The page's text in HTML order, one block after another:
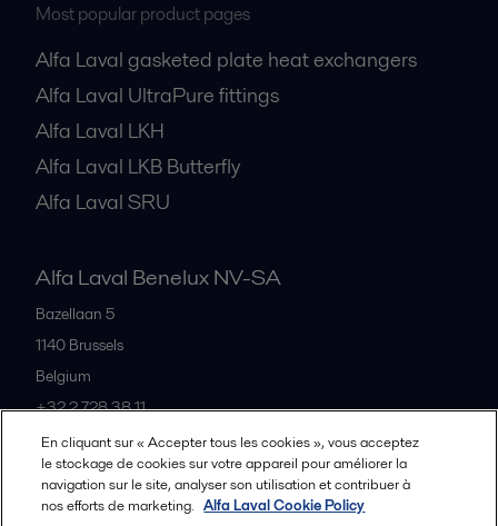
Most popular product pages
Alfa Laval gasketed plate heat exchangers
Alfa Laval UltraPure fittings
Alfa Laval LKH
Alfa Laval LKB Butterfly
Alfa Laval SRU
Alfa Laval Benelux NV-SA
Bazellaan 5
1140 Brussels
Belgium
+32 2 728 38 11
Tous les bureaux et partenaires
En cliquant sur « Accepter tous les cookies », vous acceptez
le stockage de cookies sur votre appareil pour améliorer la
navigation sur le site, analyser son utilisation et contribuer à
nos efforts de marketing. Alfa Laval Cookie Policy